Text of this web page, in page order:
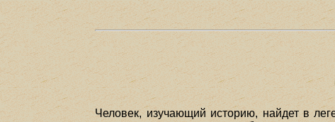
Человек, изучающий историю, найдет в